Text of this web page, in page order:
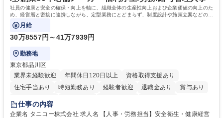
歴・資格 学歴：大学院 大学 高専 短大 語学力： 資格：
社員の健康と安全の確保・向上を軸に、組織全体の生産性向上および企業価値の向上のた
め、経営層と密接に連携しながら、定型業務にとどまらず、制度設計や施策立案などの上
流工程から関与していただきます。
月給
30万8557円～41万7939円
勤務地
東京都品川区
業界未経験歓迎
年間休日120日以上
資格取得支援あり
住宅手当あり
時短勤務あり 経験者歓迎 退職金あり
賞与あり
完全週休2日制
寮・社宅あり
仕事の内容
企業名 タニコー株式会社 求人名 【人事・労務担当】安全衛生・健康経営